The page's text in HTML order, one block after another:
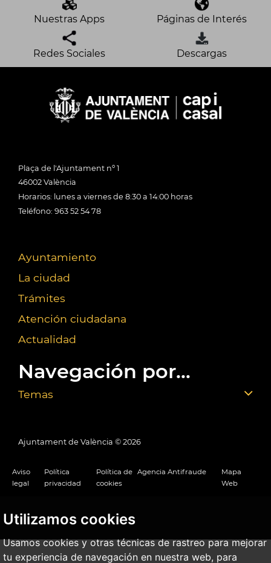
Utilizamos cookies
Usamos cookies y otras técnicas de rastreo para mejorar
tu experiencia de navegación en nuestra web, para
Nuestras Apps Páginas de Interés
Redes Sociales Descargas
Plaça de l'Ajuntament nº 1
46002 València
Horarios: lunes a viernes de 8:30 a 14:00 horas
Teléfono: 963 52 54 78
Ayuntamiento
La ciudad
Trámites
Atención ciudadana
Actualidad
Navegación por...
Temas
Ajuntament de València © 2026
Aviso
legal
Política
privacidad
Política de
cookies
Agencia Antifraude
Mapa
Web